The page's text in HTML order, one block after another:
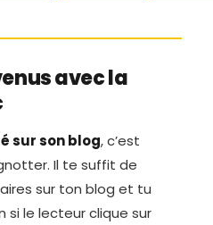
avec la
sur son blog, c’est
Il te suffit de
sur ton blog et tu
si le lecteur clique sur